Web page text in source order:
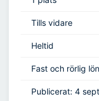
Tills vidare
Heltid
Fast och rörlig lön
Publicerat: 4